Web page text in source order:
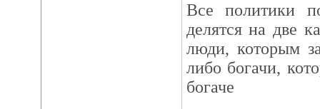
Все политики
делятся на две
люди, которым
либо богачи,
богаче